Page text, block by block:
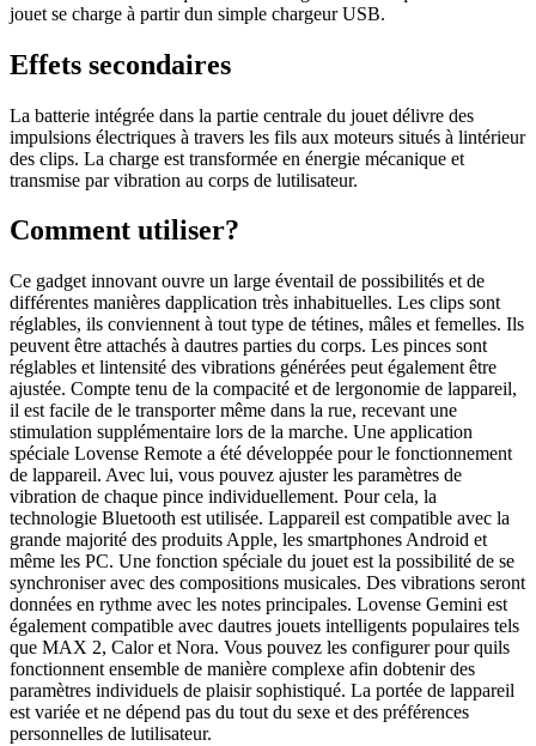
jouet se charge à partir dun simple chargeur USB.
Effets secondaires
La batterie intégrée dans la partie centrale du jouet délivre des
impulsions électriques à travers les fils aux moteurs situés à lintérieur
des clips. La charge est transformée en énergie mécanique et
transmise par vibration au corps de lutilisateur.
Comment utiliser?
Ce gadget innovant ouvre un large éventail de possibilités et de
différentes manières dapplication très inhabituelles. Les clips sont
réglables, ils conviennent à tout type de tétines, mâles et femelles. Ils
peuvent être attachés à dautres parties du corps. Les pinces sont
réglables et lintensité des vibrations générées peut également être
ajustée. Compte tenu de la compacité et de lergonomie de lappareil,
il est facile de le transporter même dans la rue, recevant une
stimulation supplémentaire lors de la marche. Une application
spéciale Lovense Remote a été développée pour le fonctionnement
de lappareil. Avec lui, vous pouvez ajuster les paramètres de
vibration de chaque pince individuellement. Pour cela, la
technologie Bluetooth est utilisée. Lappareil est compatible avec la
grande majorité des produits Apple, les smartphones Android et
même les PC. Une fonction spéciale du jouet est la possibilité de se
synchroniser avec des compositions musicales. Des vibrations seront
données en rythme avec les notes principales. Lovense Gemini est
également compatible avec dautres jouets intelligents populaires tels
que MAX 2, Calor et Nora. Vous pouvez les configurer pour quils
fonctionnent ensemble de manière complexe afin dobtenir des
paramètres individuels de plaisir sophistiqué. La portée de lappareil
est variée et ne dépend pas du tout du sexe et des préférences
personnelles de lutilisateur.